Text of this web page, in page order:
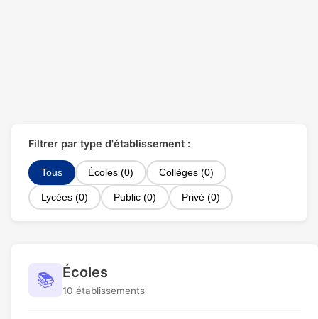
Filtrer par type d'établissement :
Tous Écoles (0) Collèges (0)
Lycées (0) Public (0) Privé (0)
📚 Écoles
10 établissements